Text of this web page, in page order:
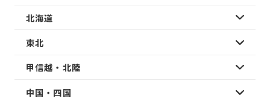
北海道
東北
甲信越・北陸
中国・四国